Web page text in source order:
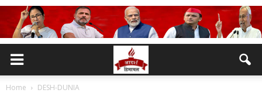
Home DESH-DUNIA